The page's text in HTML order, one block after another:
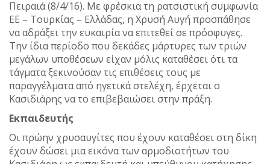
Πειραιά (8/4/16). Με φρέσκια τη ρατσιστική συμφωνία
ΕΕ – Τουρκίας – Ελλάδας, η Χρυσή Αυγή προσπάθησε
να αδράξει την ευκαιρία να επιτεθεί σε πρόσφυγες.
Την ίδια περίοδο που δεκάδες μάρτυρες των τριών
μεγάλων υποθέσεων είχαν μόλις καταθέσει ότι τα
τάγματα ξεκινούσαν τις επιθέσεις τους με
παραγγέλματα από ηγετικά στελέχη, έρχεται ο
Κασιδιάρης να το επιβεβαιώσει στην πράξη.
Εκπαιδευτής
Οι πρώην χρυσαυγίτες που έχουν καταθέσει στη δίκη
έχουν δώσει μια εικόνα των αρμοδιοτήτων του